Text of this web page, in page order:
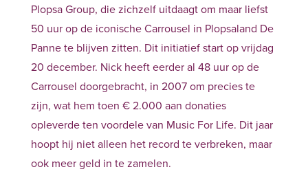
Plopsa Group, die zichzelf uitdaagt om maar liefst
50 uur op de iconische Carrousel in Plopsaland De
Panne te blijven zitten. Dit initiatief start op vrijdag
20 december. Nick heeft eerder al 48 uur op de
Carrousel doorgebracht, in 2007 om precies te
zijn, wat hem toen € 2.000 aan donaties
opleverde ten voordele van Music For Life. Dit jaar
hoopt hij niet alleen het record te verbreken, maar
ook meer geld in te zamelen.